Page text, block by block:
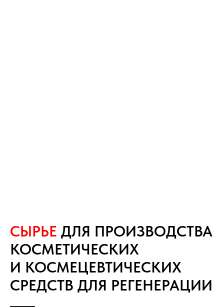
СЫРЬЕ ДЛЯ ПРОИЗВОДСТВА
КОСМЕТИЧЕСКИХ
И КОСМЕЦЕВТИЧЕСКИХ
СРЕДСТВ ДЛЯ РЕГЕНЕРАЦИИ